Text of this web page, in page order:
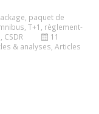
paquet de
T+1
règlement-
CSDR
11
& analyses Articles